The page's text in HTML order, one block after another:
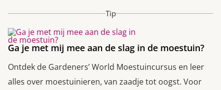
Tip
Ga je met mij mee aan de slag in de moestuin?
Ontdek de Gardeners’ World Moestuincursus en leer
alles over moestuinieren, van zaadje tot oogst. Voor